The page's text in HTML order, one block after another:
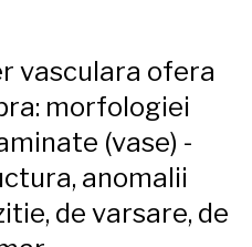
vasculara ofera
morfologiei
(vase) -
anomalii
de varsare, de